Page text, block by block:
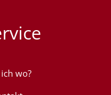
wo?